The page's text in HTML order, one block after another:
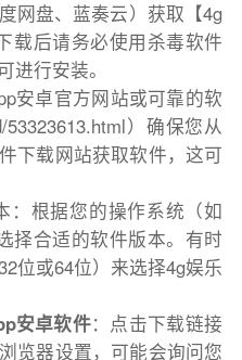
网盘、蓝奏云）获取【4g
载后请务必使用杀毒软件
进行安装。
安卓官方网站或可靠的软
）确保您从
下载网站获取软件，这可
：根据您的操作系统（如
择合适的软件版本。有时
位或64位）来选择4g娱乐
安卓软件：点击下载链接
览器设置，可能会询问您